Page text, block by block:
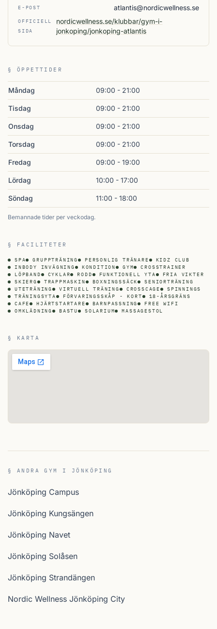
E-POST atlantis@nordicwellness.se
OFFICIELL
SIDA
nordicwellness.se/klubbar/gym-i-
jonkoping/jonkoping-atlantis
§ ÖPPETTIDER
Måndag 09:00 - 21:00
Tisdag 09:00 - 21:00
Onsdag 09:00 - 21:00
Torsdag 09:00 - 21:00
Fredag 09:00 - 19:00
Lördag 10:00 - 17:00
Söndag 11:00 - 18:00
Bemannade tider per veckodag.
§ FACILITETER
SPA GRUPPTRÄNING PERSONLIG TRÄNARE
KIDZ CLUB
INBODY INVÄGNING
KONDITION GYM
CROSSTRAINER
LÖPBAND
CYKLAR RODD FUNKTIONELL YTA
FRIA VIKTER
SKIERG
TRAPPMASKIN BOXNINGSSÄCK
SENIORTRÄNING
UTETRÄNING
VIRTUELL TRÄNING CROSSCAGE
SPINNINGS
TRÄNINGSYTA
FÖRVARINGSSKÅP - KORT
18-ÅRSGRÄNS
CAFE
HJÄRTSTARTARE BARNPASSNING
FREE WIFI
OMKLÄDNING
BASTU SOLARIUM MASSAGESTOL
§ KARTA
§ ANDRA GYM I JÖNKÖPING
Jönköping Campus
Jönköping Kungsängen
Jönköping Navet
Jönköping Solåsen
Jönköping Strandängen
Nordic Wellness Jönköping City